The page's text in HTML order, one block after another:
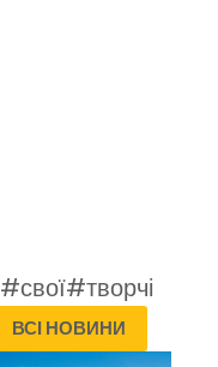
#свої#творчі
ВСІ НОВИНИ